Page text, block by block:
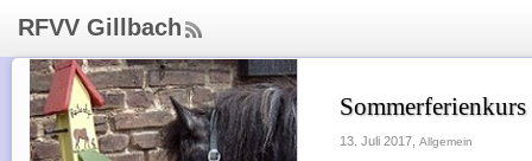
RFVV Gillbach
d
Rs
s
13. Juli 2017, Allgemein